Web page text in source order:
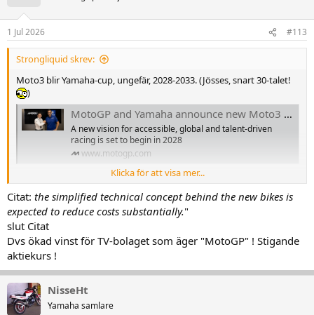
1 Jul 2026 #113
Strongliquid skrev:
Moto3 blir Yamaha-cup, ungefär, 2028-2033. (Jösses, snart 30-talet!
)
MotoGP and Yamaha announce new Moto3 project for the next generation of Grand Prix racing
A new vision for accessible, global and talent-driven
racing is set to begin in 2028
www.motogp.com
"MotoGP and Yamaha Motor Co., Ltd. today announced a new long-
term project that will see Yamaha become the exclusive motorcycle
supplier for the FIM Moto3™ World Championship from 2028 to 2033.
https://www.motorsport.com/moto3/news/moto3-to-become-
yamaha-one-make-series-from-2028/10768205/
"Yamaha has been chosen by Dorna as the exclusive manufacturer for
the Moto3 grid starting in 2028, coinciding with the introduction of
new 700cc engines, Motorsport.com has learned.
Klicka för att visa mer...
Citat: the simplified technical concept behind the new bikes is
expected to reduce costs substantially."
slut Citat
Dvs ökad vinst för TV-bolaget som äger "MotoGP" ! Stigande
aktiekurs !
NisseHt
Yamaha samlare